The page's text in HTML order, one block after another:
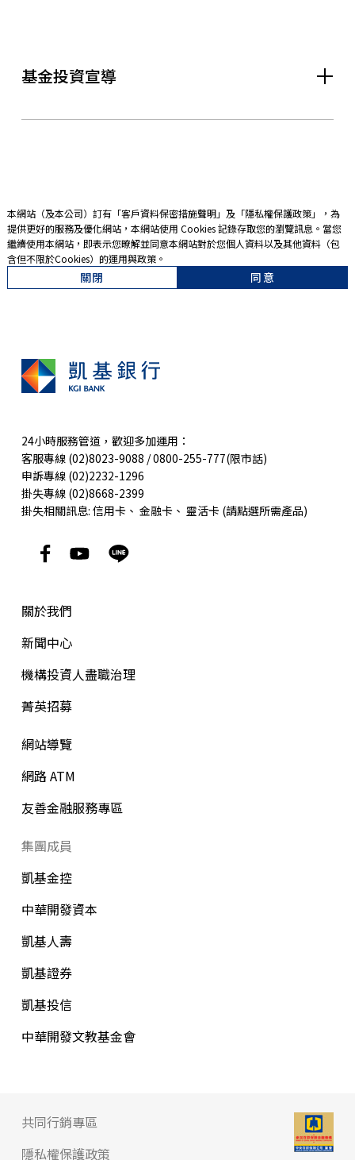
基金投資宣導
本網站（及本公司）訂有「客戶資料保密措施聲明」及「隱私權保護政策」，為
提供更好的服務及優化網站，本網站使用 Cookies 記錄存取您的瀏覽訊息。當您
繼續使用本網站，即表示您暸解並同意本網站對於您個人資料以及其他資料（包
含但不限於Cookies）的運用與政策。
關閉 同意
24小時服務管道，歡迎多加運用：
客服專線 (02)8023-9088 / 0800-255-777(限市話)
申訴專線 (02)2232-1296
掛失專線 (02)8668-2399
掛失相關訊息: 信用卡、 金融卡、 靈活卡(請點選所需產品)
關於我們
新聞中心
機構投資人盡職治理
菁英招募
網站導覽
網路 ATM
友善金融服務專區
集團成員
凱基金控
中華開發資本
凱基人壽
凱基證券
凱基投信
中華開發文教基金會
共同行銷專區
隱私權保護政策